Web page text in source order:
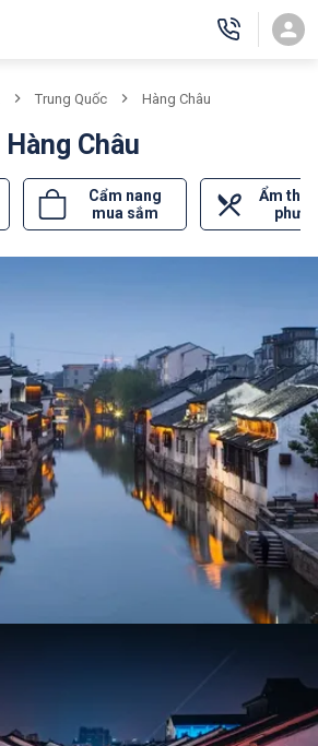
Trung Quốc Hàng Châu
Hàng Châu
Cẩm nang
mua sắm
Ẩm